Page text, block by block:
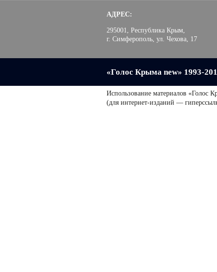
АДРЕС:
295001, Республика Крым,
г. Симферополь, ул. Чехова, 17
«Голос Крыма new» 1993-
Использование материалов «Голос
(для интернет-изданий —